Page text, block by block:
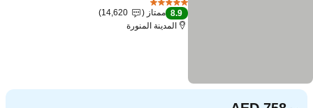
8.9 ممتاز
14,620
المدينة المنورة